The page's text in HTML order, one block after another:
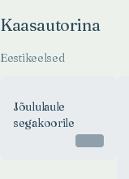
Kaasautorina
Eestikeelsed
Jõululaule
segakoorile